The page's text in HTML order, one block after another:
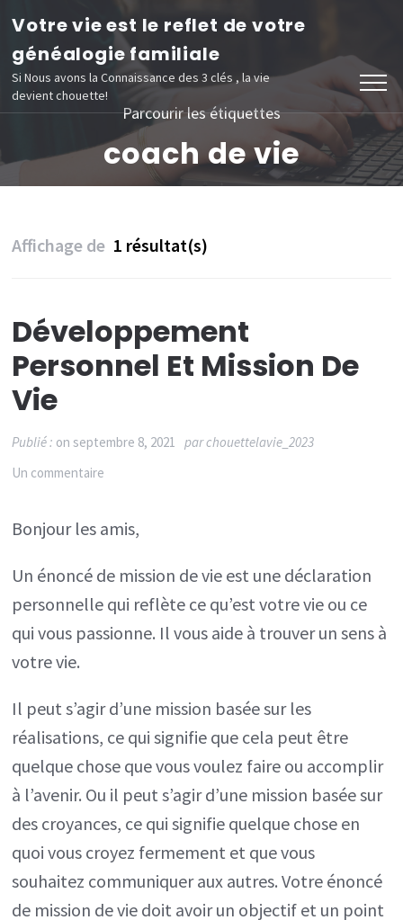
Aller
contenu
(Pressez
Votre vie est le reflet de votre
généalogie familiale
Si Nous avons la Connaissance des 3 clés , la vie
devient chouette!
Parcourir les étiquettes
coach de vie
Affichage de 1 résultat(s)
Développement
Personnel Et Mission De
Vie
Publié : onseptembre 8, 2021 parchouettelavie_2023
Un commentaire
personnel
mission
de
vie
Bonjour les amis,
Un énoncé de mission de vie est une déclaration
personnelle qui reflète ce qu’est votre vie ou ce
qui vous passionne. Il vous aide à trouver un sens à
votre vie.
Il peut s’agir d’une mission basée sur les
réalisations, ce qui signifie que cela peut être
quelque chose que vous voulez faire ou accomplir
à l’avenir. Ou il peut s’agir d’une mission basée sur
des croyances, ce qui signifie quelque chose en
quoi vous croyez fermement et que vous
souhaitez communiquer aux autres. Votre énoncé
de mission de vie doit avoir un objectif et un point